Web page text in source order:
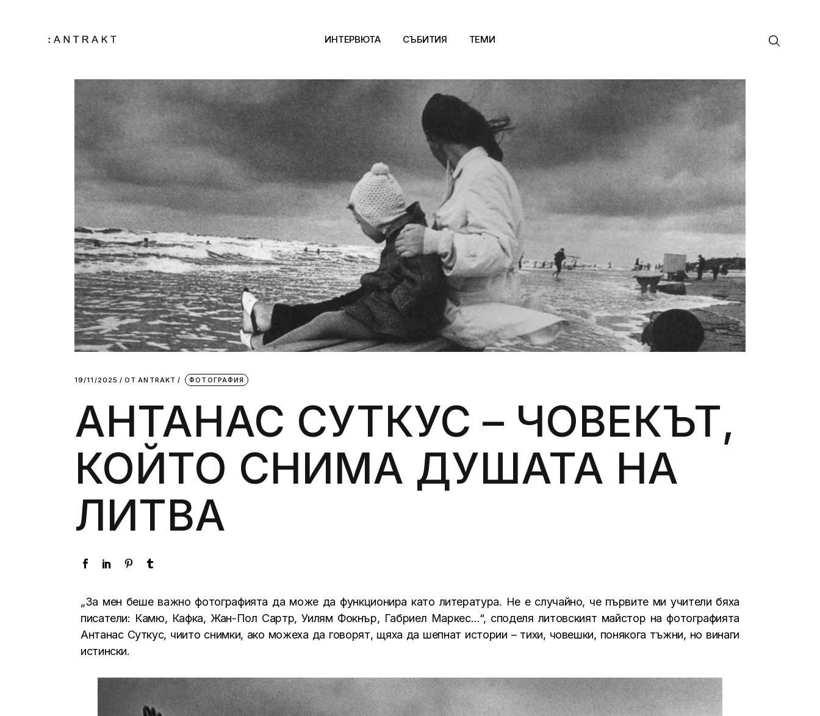
ИНТЕРВЮТА СЪБИТИЯ ТЕМИ
Архитектура
Kино
Музика
Сцена
Фотография
Дизайн
Литература и философия
Силни жени
Насам-натам
Други
19/11/2025 ОТ АNTRAKT ФОТОГРАФИЯ
АНТАНАС СУТКУС – ЧОВЕКЪТ,
КОЙТО СНИМА ДУШАТА НА
ЛИТВА
„За мен беше важно фотографията да може да функционира като литература. Не е случайно, че първите ми учители бяха
писатели: Камю, Кафка, Жан-Пол Сартр, Уилям Фокнър, Габриел Маркес…“, споделя литовският майстор на фотографията
Антанас Суткус, чиито снимки, ако можеха да говорят, щяха да шепнат истории – тихи, човешки, понякога тъжни, но винаги
истински.